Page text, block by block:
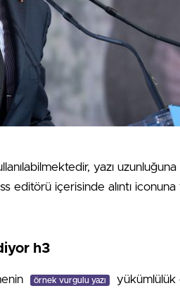
yazı
editörü içerisinde alıntı iconuna
h3
örnek vurgulu yazı
yükümlülük